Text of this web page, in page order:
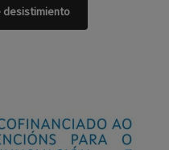
desistimiento